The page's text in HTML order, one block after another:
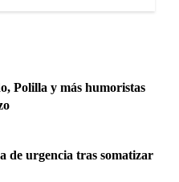
Polilla y más humoristas
de urgencia tras somatizar